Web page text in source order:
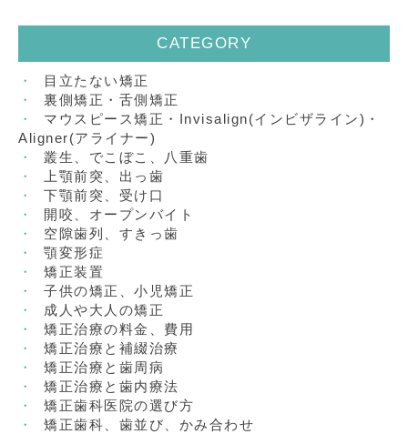
CATEGORY
目立たない矯正
裏側矯正・舌側矯正
マウスピース矯正・Invisalign(インビザライン)・
Aligner(アライナー)
叢生、でこぼこ、八重歯
上顎前突、出っ歯
下顎前突、受け口
開咬、オープンバイト
空隙歯列、すきっ歯
顎変形症
矯正装置
子供の矯正、小児矯正
成人や大人の矯正
矯正治療の料金、費用
矯正治療と補綴治療
矯正治療と歯周病
矯正治療と歯内療法
矯正歯科医院の選び方
矯正歯科、歯並び、かみ合わせ